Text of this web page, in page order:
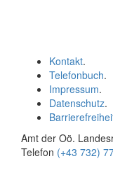
Kontakt.
Telefonbuch.
Impressum.
Datenschutz.
Amt der Oö.
Telefon (+43 732)